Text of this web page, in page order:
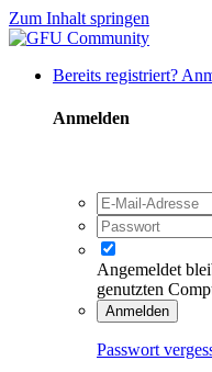
Zum Inhalt springen
Bereits registriert?
Anmelden
Angemeldet
genutzten
Anmelden
Passwort